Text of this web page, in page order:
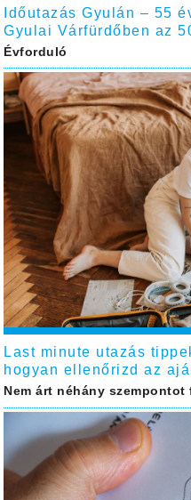
Időutazás Gyulán – 55
Gyulai Várfürdőben az
Évforduló
Last minute utazás
hogyan ellenőrizd az
Nem árt néhány